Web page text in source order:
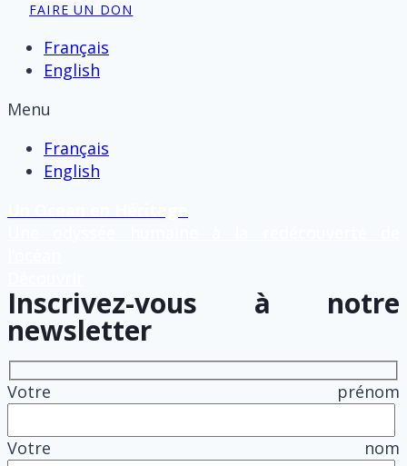
FAIRE UN DON
Français
English
Menu
Français
English
Inscrivez-vous à notre
newsletter
Votre prénom
Votre nom